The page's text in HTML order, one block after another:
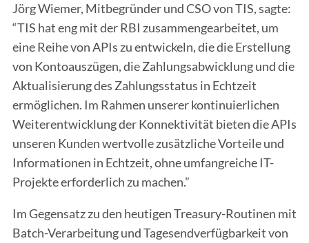
Jörg Wiemer, Mitbegründer und CSO von TIS, sagte:
“TIS hat eng mit der RBI zusammengearbeitet, um
eine Reihe von APIs zu entwickeln, die die Erstellung
von Kontoauszügen, die Zahlungsabwicklung und die
Aktualisierung des Zahlungsstatus in Echtzeit
ermöglichen. Im Rahmen unserer kontinuierlichen
Weiterentwicklung der Konnektivität bieten die APIs
unseren Kunden wertvolle zusätzliche Vorteile und
Informationen in Echtzeit, ohne umfangreiche IT-
Projekte erforderlich zu machen.”
Im Gegensatz zu den heutigen Treasury-Routinen mit
Batch-Verarbeitung und Tagesendverfügbarkeit von